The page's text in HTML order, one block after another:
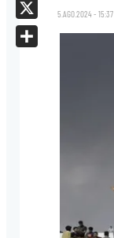
5.AGO.2024 - 15:37
X